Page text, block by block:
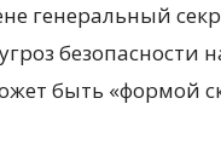
генеральный
безопасности
быть «формой